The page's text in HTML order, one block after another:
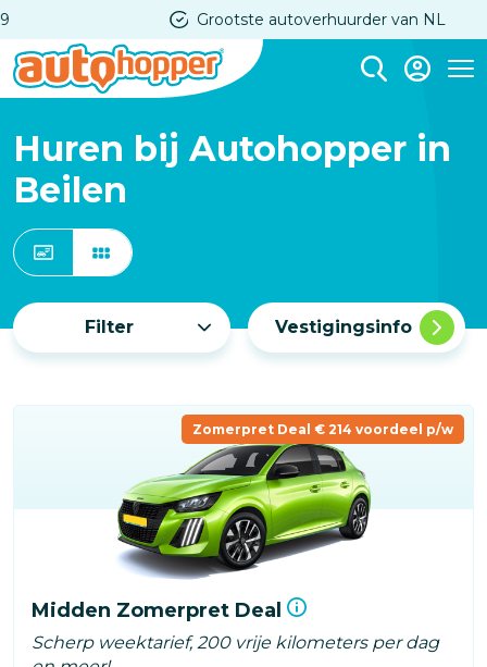
Overslaan
en
naar
inhoud
gaan
Grootste autoverhuurder van NL
Huren bij Autohopper in
Beilen
Filter Vestigingsinfo
Zomerpret Deal € 214 voordeel p/w
Midden Zomerpret Deal
Scherp weektarief, 200 vrije kilometers per dag